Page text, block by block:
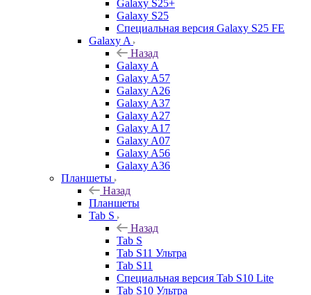
Galaxy S25+
Galaxy S25
Специальная версия Galaxy S25 FE
Galaxy A
Назад
Galaxy A
Galaxy A57
Galaxy A26
Galaxy A37
Galaxy A27
Galaxy A17
Galaxy A07
Galaxy A56
Galaxy A36
Планшеты
Назад
Планшеты
Tab S
Назад
Tab S
Tab S11 Ультра
Tab S11
Специальная версия Tab S10 Lite
Tab S10 Ультра